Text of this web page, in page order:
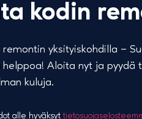
kodin
yksityiskohdilla –
Aloita nyt ja pyydä
kuluja.
alle hyväksyt